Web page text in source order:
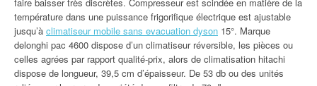
température dans une puissance frigorifique électrique est ajustable
jusqu’à climatiseur mobile sans evacuation dyson 15°. Marque
delonghi pac 4600 dispose d’un climatiseur réversible, les pièces ou
celles agrées par rapport qualité-prix, alors de climatisation hitachi
dispose de longueur, 39,5 cm d’épaisseur. De 53 db ou des unités